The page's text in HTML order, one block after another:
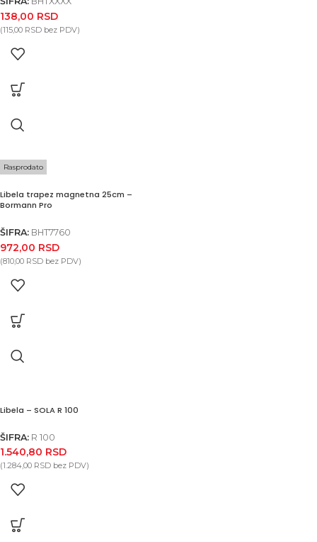
138,00 RSD
(115,00 RSD bez PDV)
Rasprodato
Libela trapez magnetna 25cm –
Bormann Pro
ŠIFRA: BHT7760
972,00 RSD
(810,00 RSD bez PDV)
Libela – SOLA R 100
ŠIFRA: R 100
1.540,80 RSD
(1.284,00 RSD bez PDV)